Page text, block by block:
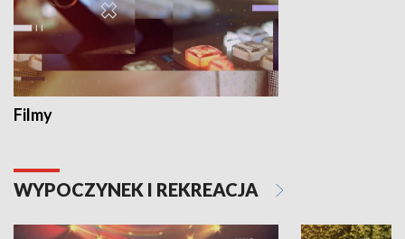
Filmy
WYPOCZYNEK I REKREACJA